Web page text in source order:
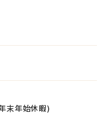
末年始休暇)